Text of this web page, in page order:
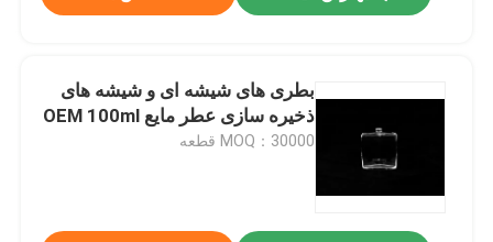
بطری های شیشه ای و شیشه های
ذخیره سازی عطر مایع OEM 100ml
MOQ：30000 قطعه